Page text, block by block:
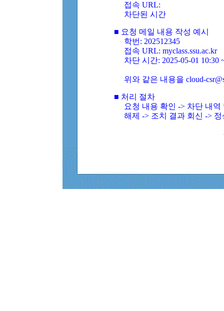
접속 URL:
차단된 시간
■ 요청 메일 내용 작성 예시
학번: 202512345
접속 URL: myclass.ssu.ac.kr
차단 시간: 2025-05-01 10:30
위와 같은 내용을 cloud-
■ 처리 절차
요청 내용 확인 -> 차단 내
해제 -> 조치 결과 회신 ->